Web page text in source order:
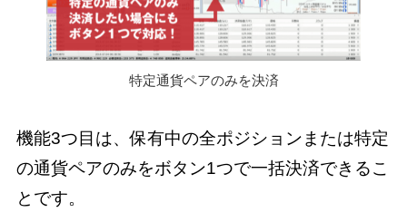
特定通貨ペアのみを決済
機能3つ目は、保有中の全ポジションまたは特定
の通貨ペアのみをボタン1つで一括決済できるこ
とです。